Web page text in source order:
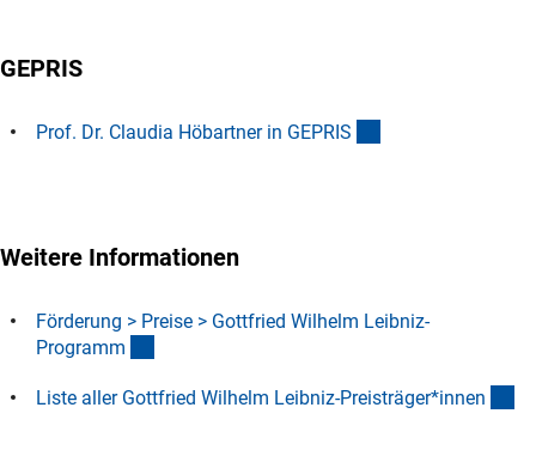
GEPRIS
Prof. Dr. Claudia Höbartner in GEPRI S
Weitere Informationen
Förderung > Preise > Gottfried Wilhelm Leibniz-
Programm
Liste aller Gottfried Wilhelm Leibniz-Preisträger*innen